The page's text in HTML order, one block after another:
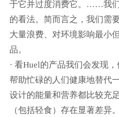
于它并过度消费它。……我
的看法。简而言之，我们需
大量浪费、对环境影响最小
品。
· 看Huel的产品我们会发现
帮助忙碌的人们健康地替代
设计的能量和营养都比较充
（包括轻食）存在显著差异